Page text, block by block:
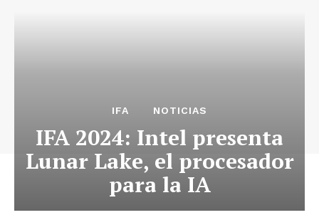
IFA NOTICIAS
IFA 2024: Intel presenta
Lunar Lake, el procesador
para la IA